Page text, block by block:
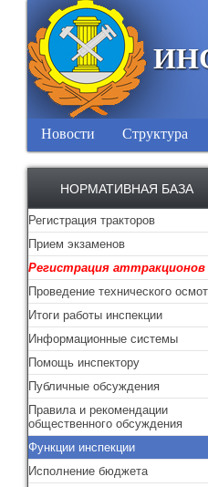
Новости Структура
НОРМАТИВНАЯ БАЗА
Регистрация тракторов
Прием экзаменов
Регистрация аттракционов
Проведение технического
Итоги работы инспекции
Информационные системы
Помощь инспектору
Публичные обсуждения
Правила и рекомендации
общественного обсуждения
Функции инспекции
Исполнение бюджета